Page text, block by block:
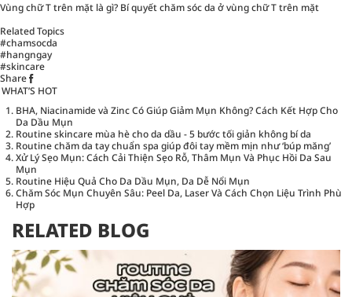
Vùng chữ T trên mặt là gì? Bí quyết chăm sóc da ở vùng chữ T trên mặt
Related Topics
#chamsocda
#hangngay
#skincare
Share
WHAT’S HOT
BHA, Niacinamide và Zinc Có Giúp Giảm Mụn Không? Cách Kết Hợp Cho
Da Dầu Mụn
Routine skincare mùa hè cho da dầu - 5 bước tối giản không bí da
Routine chăm da tay chuẩn spa giúp đôi tay mềm mịn như ‘búp măng’
Xử Lý Sẹo Mụn: Cách Cải Thiện Sẹo Rỗ, Thâm Mụn Và Phục Hồi Da Sau
Mụn
Routine Hiệu Quả Cho Da Dầu Mụn, Da Dễ Nổi Mụn
Chăm Sóc Mụn Chuyên Sâu: Peel Da, Laser Và Cách Chọn Liệu Trình Phù
Hợp
RELATED BLOG